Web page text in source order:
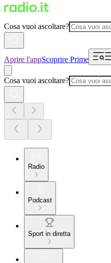
Cosa vuoi ascoltare?
Aprire l'appScoprire Prime
Cosa vuoi ascoltare?
Radio
Podcast
Sport in diretta